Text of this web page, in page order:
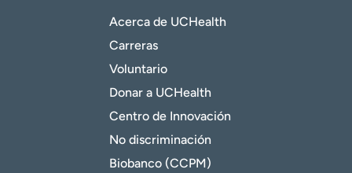
Acerca de UCHealth
Carreras
Voluntario
Donar a UCHealth
Centro de Innovación
No discriminación
Biobanco (CCPM)